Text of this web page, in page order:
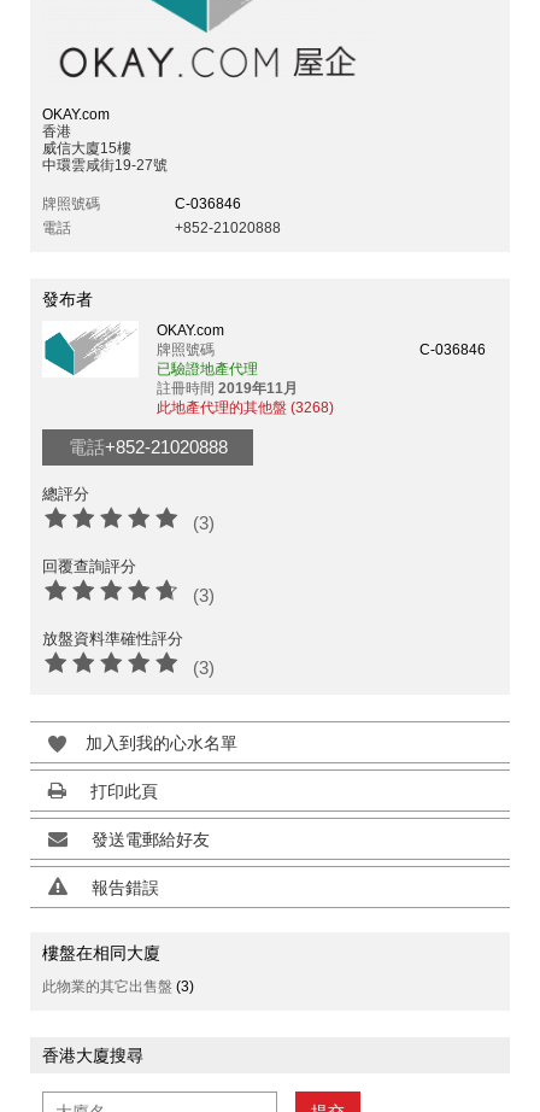
OKAY.com
香港
威信大廈15樓
中環雲咸街19-27號
牌照號碼
C-036846
電話
+852-21020888
發布者
OKAY.com
牌照號碼
C-036846
已驗證地產代理
註冊時間 2019年11月
此地產代理的其他盤 (3268)
電話+852-21020888
總評分
(3)
回覆查詢評分
(3)
放盤資料準確性評分
(3)
加入到我的心水名單
打印此頁
發送電郵給好友
報告錯誤
樓盤在相同大廈
此物業的其它出售盤 (3)
香港大廈搜尋